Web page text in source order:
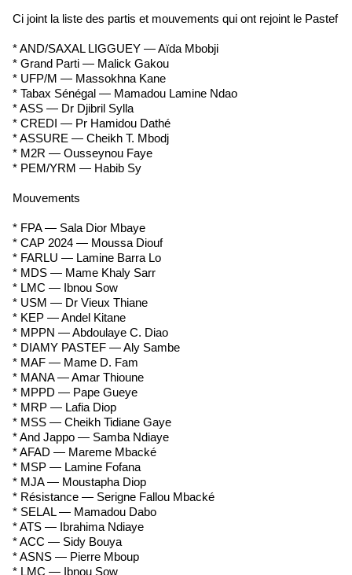
Ci joint la liste des partis et mouvements qui ont rejoint le Pastef
* AND/SAXAL LIGGUEY — Aïda Mbobji
* Grand Parti — Malick Gakou
* UFP/M — Massokhna Kane
* Tabax Sénégal — Mamadou Lamine Ndao
* ASS — Dr Djibril Sylla
* CREDI — Pr Hamidou Dathé
* ASSURE — Cheikh T. Mbodj
* M2R — Ousseynou Faye
* PEM/YRM — Habib Sy
Mouvements
* FPA — Sala Dior Mbaye
* CAP 2024 — Moussa Diouf
* FARLU — Lamine Barra Lo
* MDS — Mame Khaly Sarr
* LMC — Ibnou Sow
* USM — Dr Vieux Thiane
* KEP — Andel Kitane
* MPPN — Abdoulaye C. Diao
* DIAMY PASTEF — Aly Sambe
* MAF — Mame D. Fam
* MANA — Amar Thioune
* MPPD — Pape Gueye
* MRP — Lafia Diop
* MSS — Cheikh Tidiane Gaye
* And Jappo — Samba Ndiaye
* AFAD — Mareme Mbacké
* MSP — Lamine Fofana
* MJA — Moustapha Diop
* Résistance — Serigne Fallou Mbacké
* SELAL — Mamadou Dabo
* ATS — Ibrahima Ndiaye
* ACC — Sidy Bouya
* ASNS — Pierre Mboup
* LMC — Ibnou Sow